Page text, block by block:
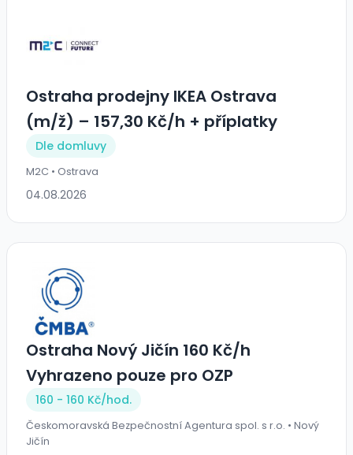
Ostraha prodejny IKEA Ostrava
(m/ž) – 157,30 Kč/h + příplatky
Dle domluvy
M2C • Ostrava
04.08.2026
Ostraha Nový Jičín 160 Kč/h
Vyhrazeno pouze pro OZP
160 - 160 Kč/hod.
Českomoravská Bezpečnostní Agentura spol. s r.o. • Nový
Jičín